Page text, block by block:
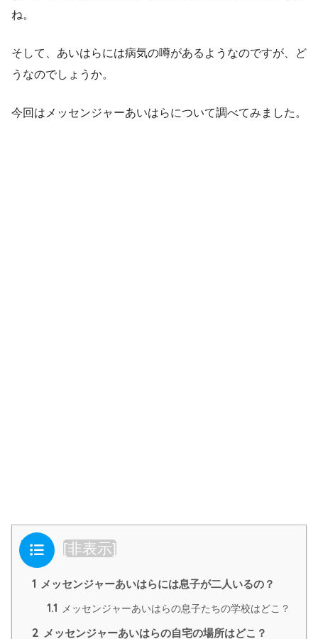
ね。
そして、あいはらには病気の噂があるようなのですが、ど
うなのでしょうか。
今回はメッセンジャーあいはらについて調べてみました。
目次 [非表示]
1 メッセンジャーあいはらには息子が二人いるの？
1.1 メッセンジャーあいはらの息子たちの学校はどこ？
2 メッセンジャーあいはらの自宅の場所はどこ？